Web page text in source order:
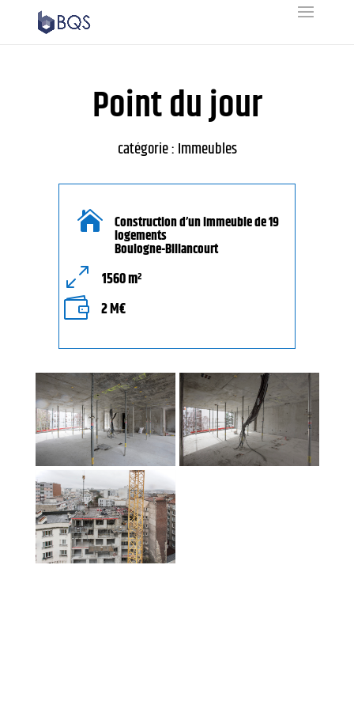
Point du jour
catégorie : Immeubles
 Construction d’un immeuble de 19
logements
Boulogne-Billancourt
0 1560 m²
 2 M€